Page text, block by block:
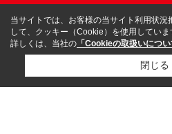
当サイトでは、お客様の当サイト利用状況
して、クッキー（Cookie）を使用していま
詳しくは、当社の 「Cookieの取扱いについ
閉じる